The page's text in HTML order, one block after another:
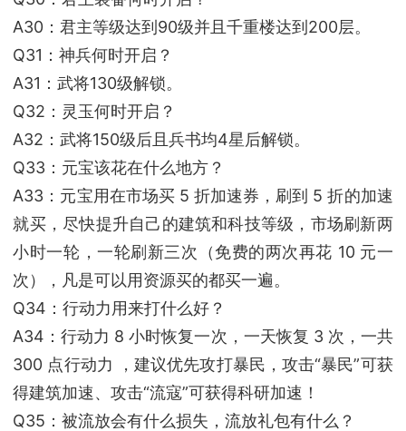
A30：君主等级达到90级并且千重楼达到200层。
Q31：神兵何时开启？
A31：武将130级解锁。
Q32：灵玉何时开启？
A32：武将150级后且兵书均4星后解锁。
Q33：元宝该花在什么地方？
A33：元宝用在市场买 5 折加速券，刷到 5 折的加速
就买，尽快提升自己的建筑和科技等级，市场刷新两
小时一轮，一轮刷新三次（免费的两次再花 10 元一
次），凡是可以用资源买的都买一遍。
Q34：行动力用来打什么好？
A34：行动力 8 小时恢复一次，一天恢复 3 次，一共
300 点行动力 ，建议优先攻打暴民，攻击“暴民”可获
得建筑加速、攻击“流寇”可获得科研加速！
Q35：被流放会有什么损失，流放礼包有什么？